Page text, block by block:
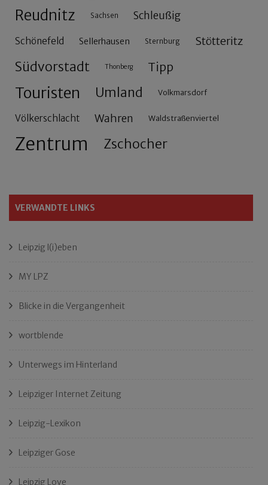
Reudnitz Sachsen Schleußig
Schönefeld Sellerhausen Sternburg Stötteritz
Südvorstadt Thonberg Tipp
Touristen Umland Volkmarsdorf
Völkerschlacht Wahren Waldstraßenviertel
Zentrum Zschocher
VERWANDTE LINKS
Leipzig l(i)eben
MY LPZ
Blicke in die Vergangenheit
wortblende
Unterwegs im Hinterland
Leipziger Internet Zeitung
Leipzig-Lexikon
Leipziger Gose
Leipzig Love